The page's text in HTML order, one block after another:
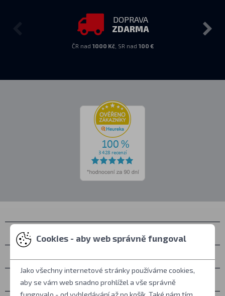
DOPRAVA
ZDARMA
ČR nad 1000 Kč, SR nad 100 €
Kontakty
Vše o nákupu
Cookies - aby web správně fungoval
Jako všechny internetové stránky používáme cookies,
aby se vám web snadno prohlížel a vše správně
fungovalo - od vyhledávání až po košík. Také nám tím